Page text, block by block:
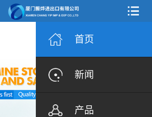
首页
新闻
产品